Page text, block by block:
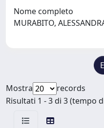
Nome completo
MURABITO,
Mostra
records
Risultati 1 - 3 di 3 (tempo